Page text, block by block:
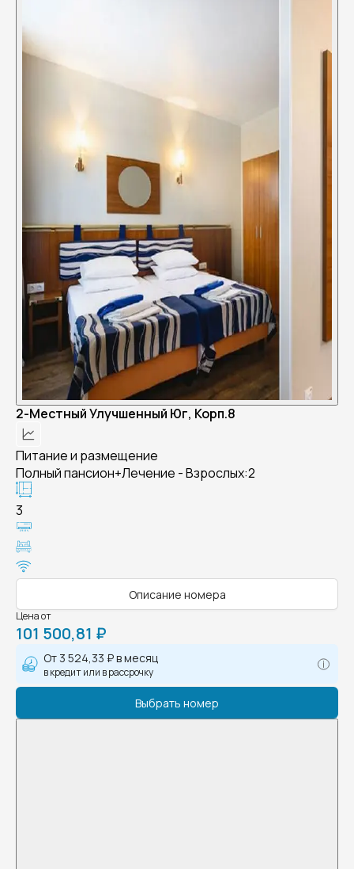
2-Местный Улучшенный Юг, Корп.8
Питание и размещение
Полный пансион+Лечение - Взрослых:2
3
Описание номера
Цена от
101 500,81 ₽
От 3 524,33 ₽в месяц
в кредит или в рассрочку
Выбрать номер